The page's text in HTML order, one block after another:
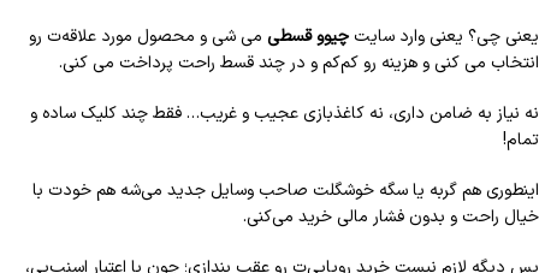
یعنی چی؟ یعنی وارد سایت چیوو قسطی می شی و محصول مورد علاقه‌ت رو
انتخاب می کنی و هزینه رو کم‌کم و در چند قسط راحت پرداخت می کنی.
نه نیاز به ضامن داری، نه کاغذبازی عجیب و غریب… فقط چند کلیک ساده و
تمام!
اینطوری هم گربه یا سگه خوشگلت صاحب وسایل جدید می‌شه هم خودت با
خیال راحت و بدون فشار مالی خرید می‌کنی.
پس دیگه لازم نیست خرید رویایی‌ت رو عقب بندازی؛ چون با اعتبار اسنپ‌پی،